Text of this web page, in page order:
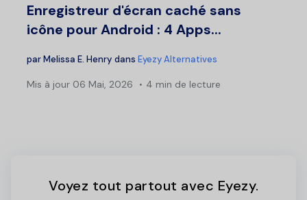
Enregistreur d'écran caché sans
icône pour Android : 4 Apps...
parMelissa E. Henry dans Eyezy Alternatives
Mis à jour 06 Mai, 2026 4 min de lecture
Voyez tout partout avec Eyezy.